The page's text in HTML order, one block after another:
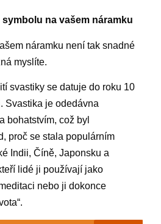
na vašem náramku
náramku není tak snadné
myslíte.
svastiky se datuje do roku 10
Svastika je odedávna
bohatstvím, což byl
proč se stala populárním
Indii, Číně, Japonsku a
lidé ji používají jako
nebo ji dokonce